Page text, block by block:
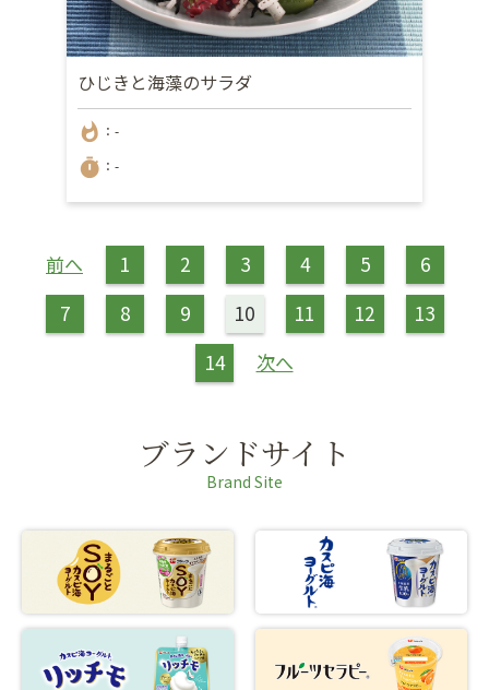
ひじきと海藻のサラダ
whatshot ：-
timer ：-
前へ 1 2 3 4 5
6
7
8 9 10 11 12
13
14
次へ
ブランドサイト
Brand Site